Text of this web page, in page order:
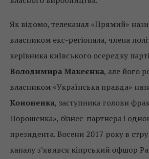
Як відомо, телеканал «Прямий»
власником екс-регіонала, члена
керівника київського осередку
Володимира Макеєнка, але його
власником «Українська правда»
Кононенка, заступника голови
Порошенка», бізнес-партнера і
президента. Восени 2017 року в
каналу з’явився кіпрський офшор